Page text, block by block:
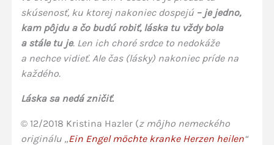
skúsenosť, ku ktorej nakoniec dospejú – je jedno,
kam pôjdu a čo budú robiť, láska tu vždy bola
a stále tu je. Len ich choré srdce to nedokáže
a nechce vidieť. Ale čas (lásky) nakoniec príde na
každého.
Láska sa nedá zničiť.
© 12/2018 Kristina Hazler (z môjho nemeckého
originálu „Ein Engel möchte kranke Herzen heilen“